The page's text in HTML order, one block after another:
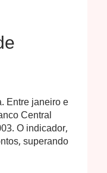
Entre janeiro e
Central
O indicador,
superando